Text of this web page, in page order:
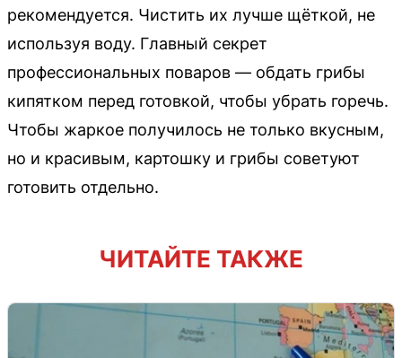
рекомендуется. Чистить их лучше щёткой, не
используя воду. Главный секрет
профессиональных поваров — обдать грибы
кипятком перед готовкой, чтобы убрать горечь.
Чтобы жаркое получилось не только вкусным,
но и красивым, картошку и грибы советуют
готовить отдельно.
ЧИТАЙТЕ ТАКЖЕ